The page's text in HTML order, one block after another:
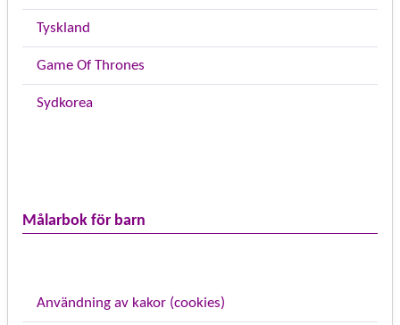
Tyskland
Game Of Thrones
Sydkorea
Målarbok för barn
Användning av kakor (cookies)